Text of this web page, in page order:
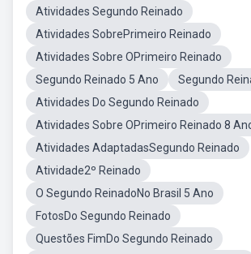
Atividades Segundo Reinado
Atividades SobrePrimeiro Reinado
Atividades Sobre OPrimeiro Reinado
Segundo Reinado 5 Ano
Segundo
Atividades Do Segundo Reinado
Atividades Sobre OPrimeiro Reinado 8
Atividades AdaptadasSegundo Reinado
Atividade2º Reinado
O Segundo ReinadoNo Brasil 5 Ano
FotosDo Segundo Reinado
Questões FimDo Segundo Reinado